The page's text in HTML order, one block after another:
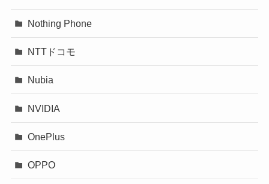
Nothing Phone
NTTドコモ
Nubia
NVIDIA
OnePlus
OPPO